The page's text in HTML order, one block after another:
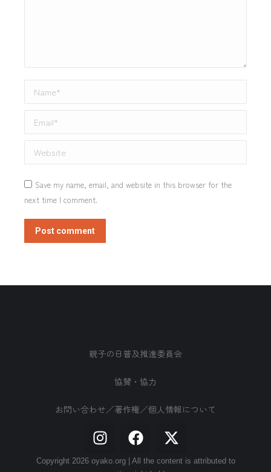
Name *
Email *
Website
Save my name, email, and website in this browser for the
next time I comment.
Post comment
親子の日普及推進委員会
協賛・協力
お問い合わせ／著作権／個人情報について
Copyright 2026 oyako.org | All the content is attributed to